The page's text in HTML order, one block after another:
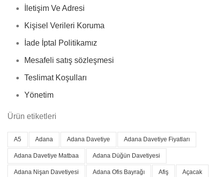
İletişim Ve Adresi
Kişisel Verileri Koruma
İade İptal Politikamız
Mesafeli satış sözleşmesi
Teslimat Koşulları
Yönetim
Ürün etiketleri
A5 Adana Adana Davetiye Adana Davetiye Fiyatları
Adana Davetiye Matbaa Adana Düğün Davetiyesi
Adana Nişan Davetiyesi Adana Ofis Bayrağı Afiş Açacak